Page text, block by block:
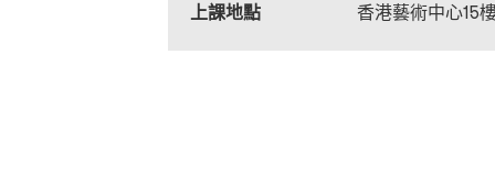
上課地點 香港藝術中心15